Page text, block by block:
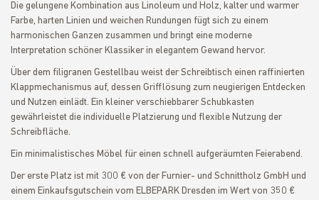
Die gelungene Kombination aus Linoleum und Holz, kalter und warmer
Farbe, harten Linien und weichen Rundungen fügt sich zu einem
harmonischen Ganzen zusammen und bringt eine moderne
Interpretation schöner Klassiker in elegantem Gewand hervor.
Über dem filigranen Gestellbau weist der Schreibtisch einen raffinierten
Klappmechanismus auf, dessen Grifflösung zum neugierigen Entdecken
und Nutzen einlädt. Ein kleiner verschiebbarer Schubkasten
gewährleistet die individuelle Platzierung und flexible Nutzung der
Schreibfläche.
Ein minimalistisches Möbel für einen schnell aufgeräumten Feierabend.
Der erste Platz ist mit 300 € von der Furnier- und Schnittholz GmbH und
einem Einkaufsgutschein vom ELBEPARK Dresden im Wert von 350 €